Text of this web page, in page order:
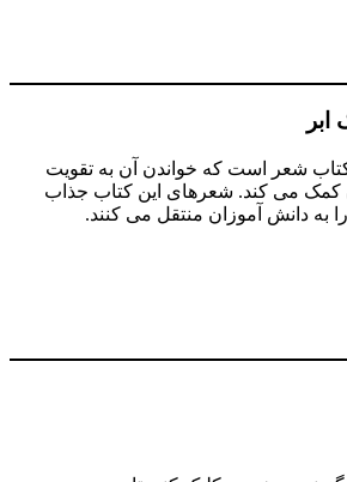
شعر است که خواندن آن به تقویت
کمک می کند. شعرهای این کتاب جذاب
به دانش آموزان منتقل می کنند.